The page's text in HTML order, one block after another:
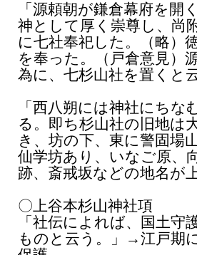
「源頼朝が鎌倉幕府を開
神として厚く崇尊し、尚
に七社奉祀した。（略）
を奉った。（戸倉意見）
為に、七杉山社を置くと
「西八朔には神社にち
る。即ち杉山社の旧地は
き、坊の下、東に警固場
仙学坊あり、いなご原、
跡、斎戒坂などの地名が
〇上谷本杉山神社項
「社伝によれば、国土
ものと云う。」→江戸期